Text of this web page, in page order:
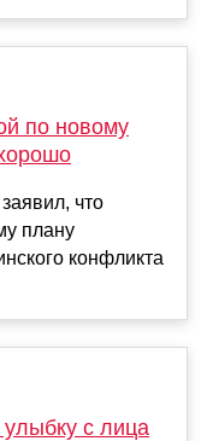
по новому
что
плану
конфликта
с лица